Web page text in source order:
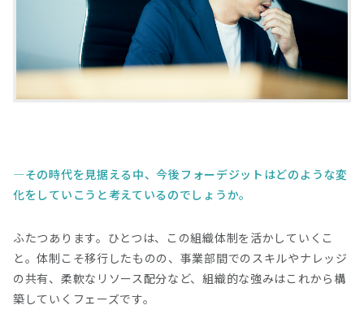
その時代を見据える中、今後フォーデジットはどのような変
化をしていこうと考えているのでしょうか。
ふたつあります。ひとつは、この組織体制を活かしていくこ
と。体制こそ移行したものの、事業部間でのスキルやナレッジ
の共有、柔軟なリソース配分など、組織的な強みはこれから構
築していくフェーズです。